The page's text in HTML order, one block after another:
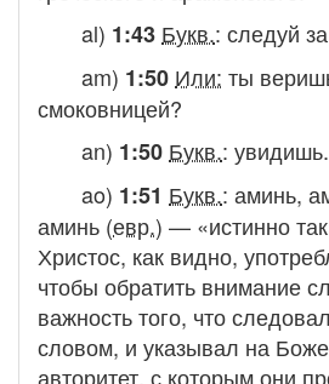
al) 1:43 Букв.: следуй
am) 1:50 Или: ты
смоковницей?
an) 1:50 Букв.: увидишь.
ao) 1:51 Букв.: аминь,
аминь (евр.) — «истинно
Христос, как видно,
чтобы обратить внимание
важность того, что
словом, и указывал на
авторитет, с которым они